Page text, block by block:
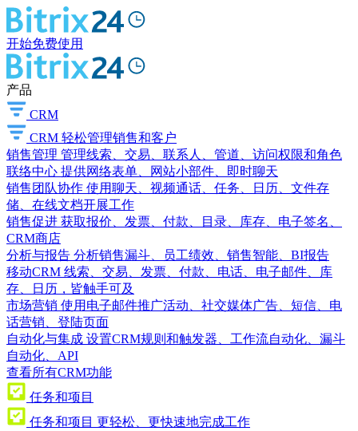
开始免费使用
产品
CRM
CRM 轻松管理销售和客户
销售管理 管理线索、交易、联系人、管道、访问权限和角色
联络中心 提供网络表单、网站小部件、即时聊天
销售团队协作 使用聊天、视频通话、任务、日历、文件存
储、在线文档开展工作
销售促进 获取报价、发票、付款、目录、库存、电子签名、
CRM商店
分析与报告 分析销售漏斗、员工绩效、销售智能、BI报告
移动CRM 线索、交易、发票、付款、电话、电子邮件、库
存、日历，皆触手可及
市场营销 使用电子邮件推广活动、社交媒体广告、短信、电
话营销、登陆页面
自动化与集成 设置CRM规则和触发器、工作流自动化、漏斗
自动化、API
查看所有CRM功能
任务和项目
任务和项目 更轻松、更快速地完成工作